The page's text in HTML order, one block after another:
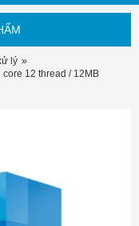
lý
12 thread / 12MB